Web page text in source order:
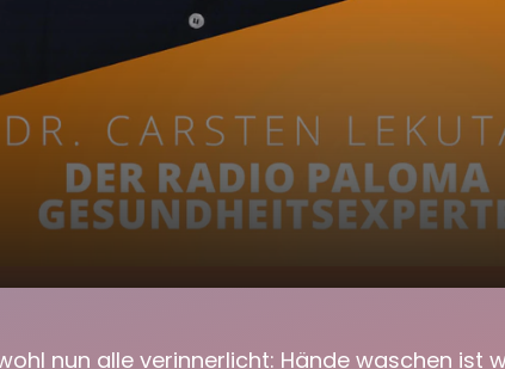
nun alle verinnerlicht: Hände waschen ist